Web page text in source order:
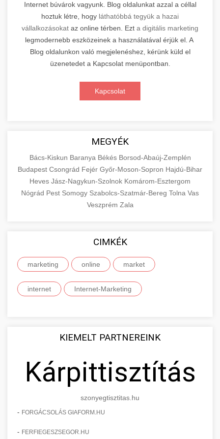
Internet búvárok vagyunk. Blog oldalunkat azzal a céllal
hoztuk létre, hogy láthatóbbá tegyük a hazai
vállalkozásokat az online térben. Ezt a digitális marketing
legmodernebb eszközeinek a használatával érjük el. A
Blog oldalunkon való megjelenéshez, kérünk küld el
üzenetedet a Kapcsolat menüpontban.
Kapcsolat
MEGYÉK
Bács-Kiskun Baranya Békés Borsod-Abaúj-Zemplén
Budapest Csongrád Fejér Győr-Moson-Sopron Hajdú-Bihar
Heves Jász-Nagykun-Szolnok Komárom-Esztergom
Nógrád Pest Somogy Szabolcs-Szatmár-Bereg Tolna Vas
Veszprém Zala
CIMKÉK
marketing online market
internet Internet-Marketing
KIEMELT PARTNEREINK
Kárpittisztítás
szonyegtisztitas.hu
- FORGÁCSOLÁS GIAFORM.HU
- FERFIEGESZSEGOR.HU